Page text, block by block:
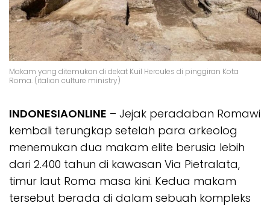
Makam yang ditemukan di dekat Kuil Hercules di pinggiran Kota
Roma. (italian culture ministry)
INDONESIAONLINE – Jejak peradaban Romawi
kembali terungkap setelah para arkeolog
menemukan dua makam elite berusia lebih
dari 2.400 tahun di kawasan Via Pietralata,
timur laut Roma masa kini. Kedua makam
tersebut berada di dalam sebuah kompleks